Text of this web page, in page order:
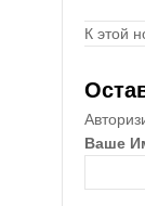
К этой
Ваше